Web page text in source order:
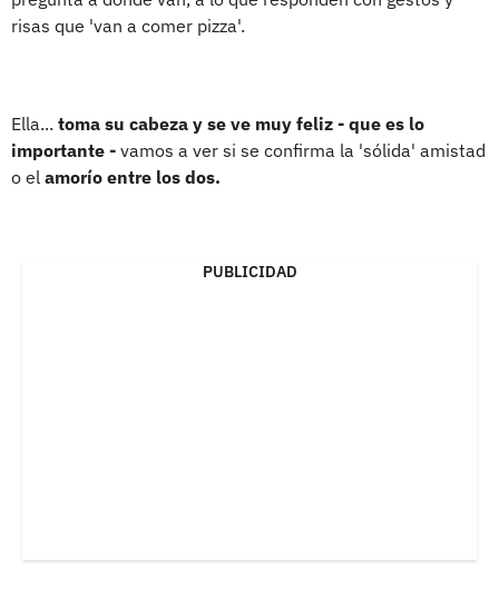
risas que 'van a comer pizza'.
Ella... toma su cabeza y se ve muy feliz - que es lo
importante - vamos a ver si se confirma la 'sólida' amistad
o el amorío entre los dos.
PUBLICIDAD